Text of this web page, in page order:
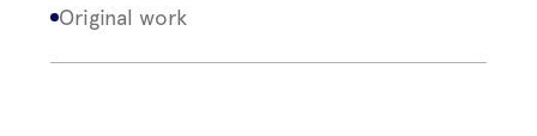
Original work